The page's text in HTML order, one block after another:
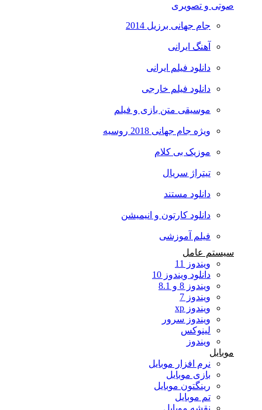
صوتی و تصویری
جام جهانی برزیل 2014
آهنگ ایرانی
دانلود فیلم ایرانی
دانلود فیلم خارجی
موسیقی متن بازی و فیلم
ویژه جام جهانی 2018 روسیه
موزیک بی کلام
تیتراژ سریال
دانلود مستند
دانلود کارتون و انیمیشن
فیلم آموزشی
سیستم عامل
ویندوز 11
دانلود ویندوز 10
ویندوز 8 و 8.1
ویندوز 7
ویندوز xp
ویندوز سرور
لینوکس
ویندوز
نرم افزار موبایل
بازی موبایل
رینگتون موبایل
تم موبایل
نقشه موبایل